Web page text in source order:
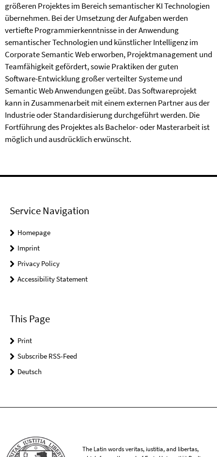
größeren Projektes im Bereich semantischer KI Technologien
übernehmen. Bei der Umsetzung der Aufgaben werden
vertiefte Programmierkenntnisse in der Anwendung
semantischer Technologien und künstlicher Intelligenz im
Corporate Semantic Web erworben, Projektmanagement und
Teamfähigkeit gefördert, sowie Praktiken der guten
Software-Entwicklung großer verteilter Systeme und
Semantic Web Anwendungen geübt. Das Softwareprojekt
kann in Zusammenarbeit mit einem externen Partner aus der
Industrie oder Standardisierung durchgeführt werden. Die
Fortführung des Projektes als Bachelor- oder Masterarbeit ist
möglich und ausdrücklich erwünscht.
Service Navigation
Homepage
Imprint
Privacy Policy
Accessibility Statement
This Page
Print
Subscribe RSS-Feed
Deutsch
The Latin words veritas, iustitia, and libertas,